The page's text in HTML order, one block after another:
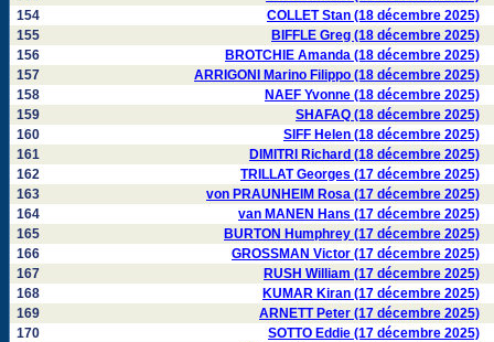
154
COLLET Stan (18 décembre 2025)
155
BIFFLE Greg (18 décembre 2025)
156
BROTCHIE Amanda (18 décembre 2025)
157
ARRIGONI Marino Filippo (18 décembre 2025)
158
NAEF Yvonne (18 décembre 2025)
159
SHAFAQ (18 décembre 2025)
160
SIFF Helen (18 décembre 2025)
161
DIMITRI Richard (18 décembre 2025)
162
TRILLAT Georges (17 décembre 2025)
163
von PRAUNHEIM Rosa (17 décembre 2025)
164
van MANEN Hans (17 décembre 2025)
165
BURTON Humphrey (17 décembre 2025)
166
GROSSMAN Victor (17 décembre 2025)
167
RUSH William (17 décembre 2025)
168
KUMAR Kiran (17 décembre 2025)
169
ARNETT Peter (17 décembre 2025)
170
SOTTO Eddie (17 décembre 2025)